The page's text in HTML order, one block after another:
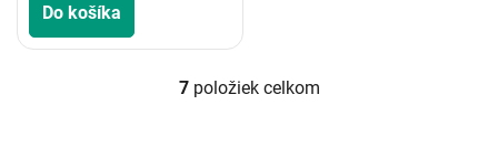
Do košíka
O
7položiek celkom